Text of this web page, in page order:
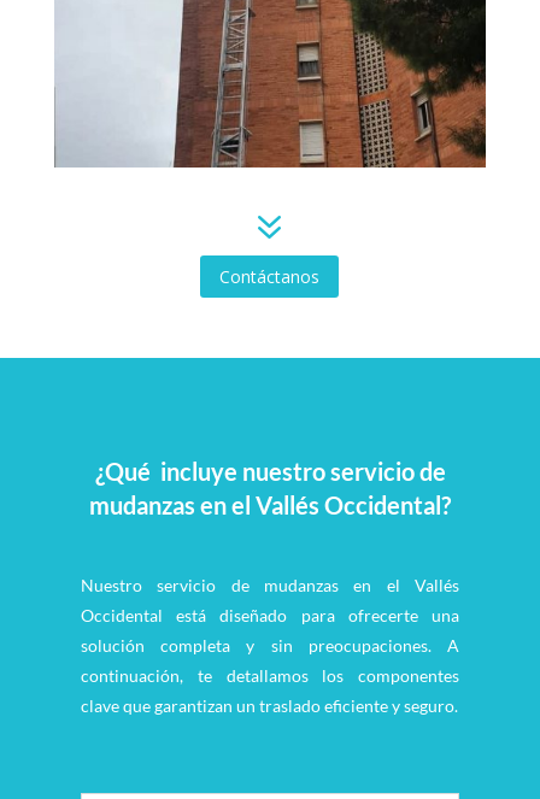
7
Contáctanos
¿Qué incluye nuestro servicio de
mudanzas en el Vallés Occidental?
Nuestro servicio de mudanzas en el Vallés
Occidental está diseñado para ofrecerte una
solución completa y sin preocupaciones. A
continuación, te detallamos los componentes
clave que garantizan un traslado eficiente y seguro.